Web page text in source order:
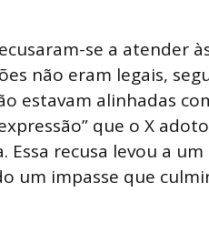
se a atender
não eram legais,
estavam alinhadas
que o X
recusa levou a
um impasse que